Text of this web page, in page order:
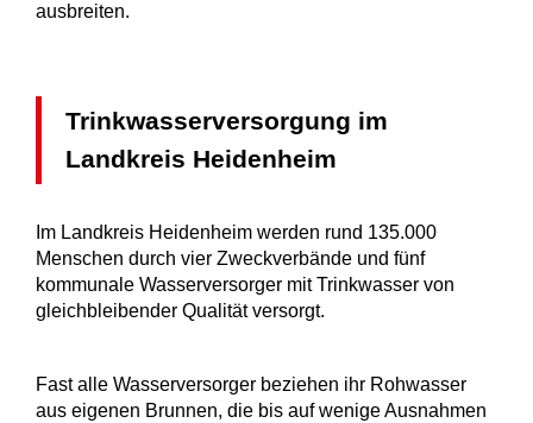
ausbreiten.
Trinkwasserversorgung im
Landkreis Heidenheim
Im Landkreis Heidenheim werden rund 135.000
Menschen durch vier Zweckverbände und fünf
kommunale Wasserversorger mit Trinkwasser von
gleichbleibender Qualität versorgt.
Fast alle Wasserversorger beziehen ihr Rohwasser
aus eigenen Brunnen, die bis auf wenige Ausnahmen